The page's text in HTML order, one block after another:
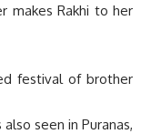
makes Rakhi to her
festival of brother
seen in Puranas,